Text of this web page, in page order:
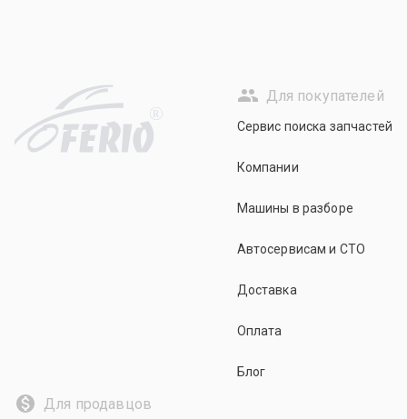
R
Для покупателей
Сервис поиска запчастей
Компании
Машины в разборе
Автосервисам и СТО
Доставка
Оплата
Блог
Для продавцов